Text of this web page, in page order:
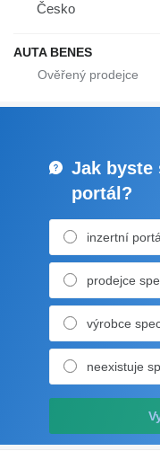
Česko
AUTA BENES
Jak byste
portál?
inzertní
prodejce
výrobce
neexistuje